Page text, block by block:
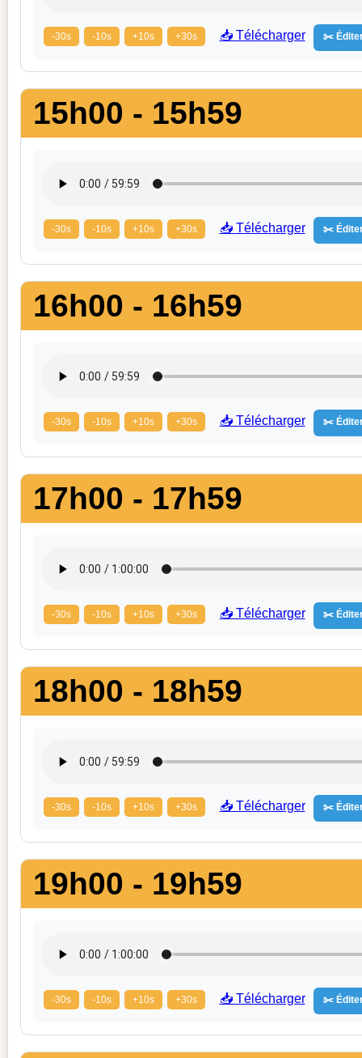
-30s -10s +10s +30s 📥 Télécharger ✂️
15h00 - 15h59
-30s -10s +10s +30s 📥 Télécharger ✂️
16h00 - 16h59
-30s -10s +10s +30s 📥 Télécharger ✂️
17h00 - 17h59
-30s -10s +10s +30s 📥 Télécharger ✂️
18h00 - 18h59
-30s -10s +10s +30s 📥 Télécharger ✂️
19h00 - 19h59
-30s -10s +10s +30s 📥 Télécharger ✂️